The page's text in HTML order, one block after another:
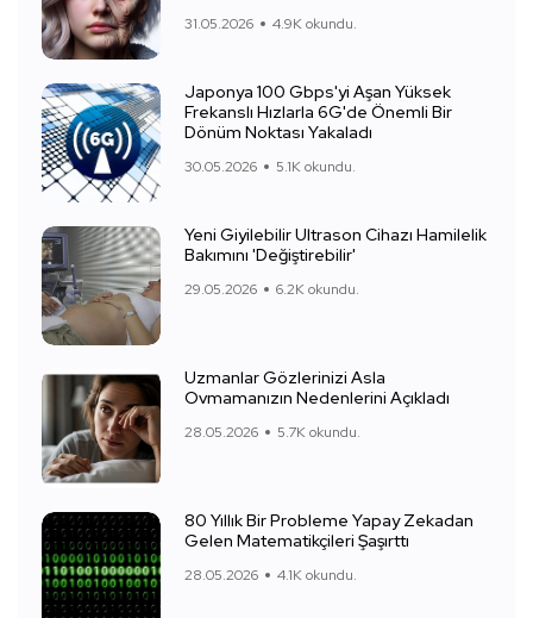
31.05.2026 4.9K okundu.
Japonya 100 Gbps'yi Aşan Yüksek
Frekanslı Hızlarla 6G'de Önemli Bir
Dönüm Noktası Yakaladı
30.05.2026 5.1K okundu.
Yeni Giyilebilir Ultrason Cihazı Hamilelik
Bakımını 'Değiştirebilir'
29.05.2026 6.2K okundu.
Uzmanlar Gözlerinizi Asla
Ovmamanızın Nedenlerini Açıkladı
28.05.2026 5.7K okundu.
80 Yıllık Bir Probleme Yapay Zekadan
Gelen Matematikçileri Şaşırttı
28.05.2026 4.1K okundu.